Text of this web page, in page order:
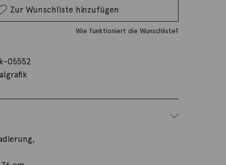
Zur Wunschliste hinzufügen
Wie funktioniert die Wunschliste?
05552